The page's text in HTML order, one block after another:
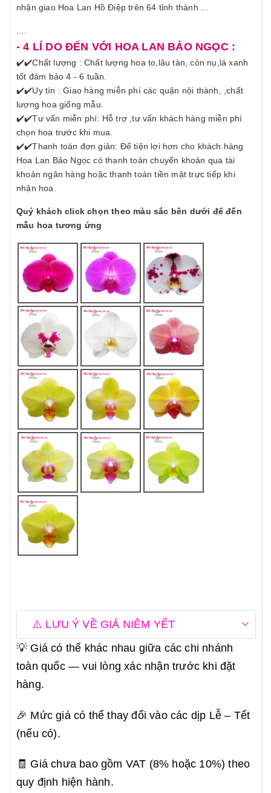
nhận giao Hoa Lan Hồ Điệp trên 64 tỉnh thành ...
- 4 LÍ DO ĐẾN VỚI HOA LAN BẢO NGỌC :
✔️✔️Chất lượng : Chất lượng hoa to,lâu tàn, còn nụ,lá xanh
tốt đảm bảo 4 - 6 tuần.
✔️✔️Uy tín : Giao hàng miễn phí các quận nội thành, ,chất
lượng hoa giống mẫu.
✔️✔️Tư vấn miễn phí: Hỗ trợ ,tư vấn khách hàng miễn phí
chọn hoa trước khi mua.
✔️✔️Thanh toán đơn giản: Để tiện lợi hơn cho khách hàng
Hoa Lan Bảo Ngọc có thanh toán chuyển khoản qua tài
khoản ngân hàng hoặc thanh toán tiền mặt trực tiếp khi
nhận hoa.
Quý khách click chọn theo màu sắc bên dưới để đến
mẫu hoa tương ứng
⚠️ LƯU Ý VỀ GIÁ NIÊM YẾT
💡 Giá có thể khác nhau giữa các chi nhánh
toàn quốc — vui lòng xác nhận trước khi đặt
hàng.
🎉 Mức giá có thể thay đổi vào các dịp Lễ – Tết
(nếu có).
🧾 Giá chưa bao gồm VAT (8% hoặc 10%) theo
quy định hiện hành.